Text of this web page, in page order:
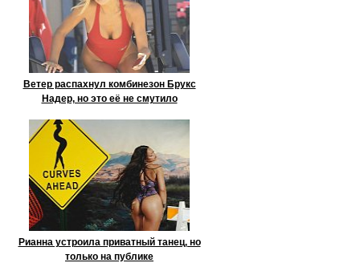
Ветер распахнул комбинезон Брукс
Надер, но это её не смутило
Рианна устроила приватный танец, но
только на публике